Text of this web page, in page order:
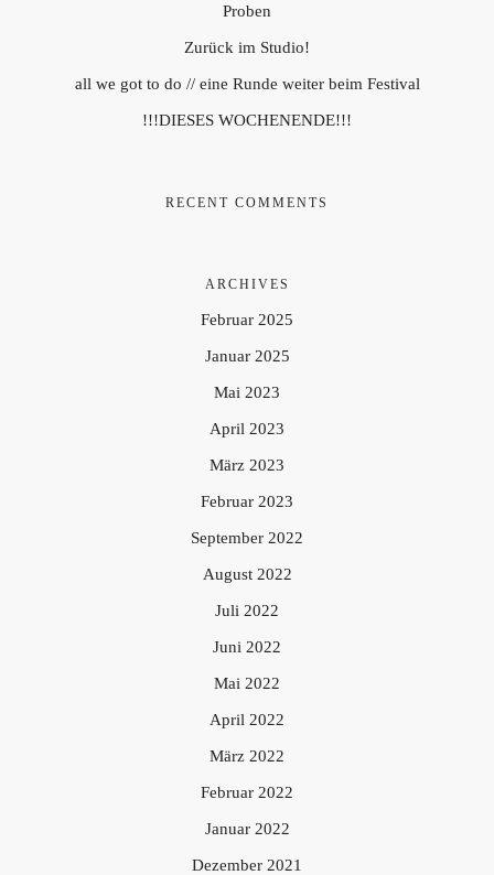
Proben
Zurück im Studio!
all we got to do // eine Runde weiter beim Festival
!!!DIESES WOCHENENDE!!!
RECENT COMMENTS
ARCHIVES
Februar 2025
Januar 2025
Mai 2023
April 2023
März 2023
Februar 2023
September 2022
August 2022
Juli 2022
Juni 2022
Mai 2022
April 2022
März 2022
Februar 2022
Januar 2022
Dezember 2021